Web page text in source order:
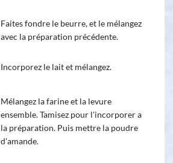
Faites fondre le beurre, et le mélangez
avec la préparation précédente.
Incorporez le lait et mélangez.
Mélangez la farine et la levure
ensemble. Tamisez pour l'incorporer a
la préparation. Puis mettre la poudre
d'amande.